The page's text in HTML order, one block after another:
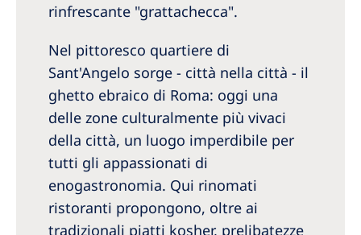
rinfrescante "grattachecca".
Nel pittoresco quartiere di
Sant'Angelo sorge - città nella città - il
ghetto ebraico di Roma: oggi una
delle zone culturalmente più vivaci
della città, un luogo imperdibile per
tutti gli appassionati di
enogastronomia. Qui rinomati
ristoranti propongono, oltre ai
tradizionali piatti kosher, prelibatezze